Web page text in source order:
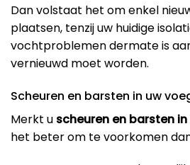
Dan volstaat het om enkel
plaatsen, tenzij uw huidige
vochtproblemen dermate is
vernieuwd moet worden.
Scheuren en barsten in uw
Merkt u scheuren en barsten
het beter om te voorkomen